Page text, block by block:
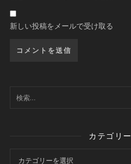
新しい投稿をメールで受け取る
カテゴリー